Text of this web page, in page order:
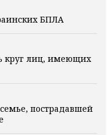
БПЛА
круг лиц, имеющих
пострадавшей